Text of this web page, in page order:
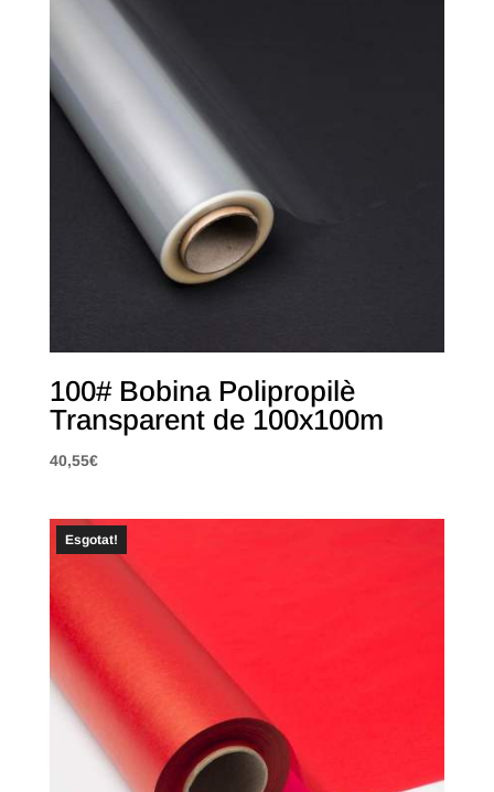
100# Bobina Polipropilè
Transparent de 100x100m
40,55€
Esgotat!